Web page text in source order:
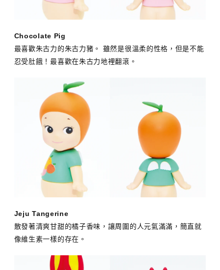
Chocolate Pig
最喜歡朱古力的朱古力豬。 雖然是很溫柔的性格，但是不能
忍受肚餓！最喜歡在朱古力地裡翻滾。
Jeju Tangerine
散發著清爽甘甜的橘子香味，讓周圍的人元氣滿滿，簡直就
像維生素一樣的存在。